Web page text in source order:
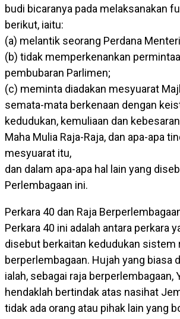
budi bicaranya pada melaksanakan
berikut, iaitu:
(a) melantik seorang Perdana
(b) tidak memperkenankan
pembubaran Parlimen;
(c) meminta diadakan mesyuarat
semata-mata berkenaan dengan
kedudukan, kemuliaan dan
Maha Mulia Raja-Raja, dan apa-apa
mesyuarat itu,
dan dalam apa-apa hal lain yang
Perlembagaan ini.
Perkara 40 dan Raja
Perkara 40 ini adalah antara perkara
disebut berkaitan kedudukan sistem
berperlembagaan. Hujah yang biasa
ialah, sebagai raja berperlembagaan,
hendaklah bertindak atas nasihat
tidak ada orang atau pihak lain yang